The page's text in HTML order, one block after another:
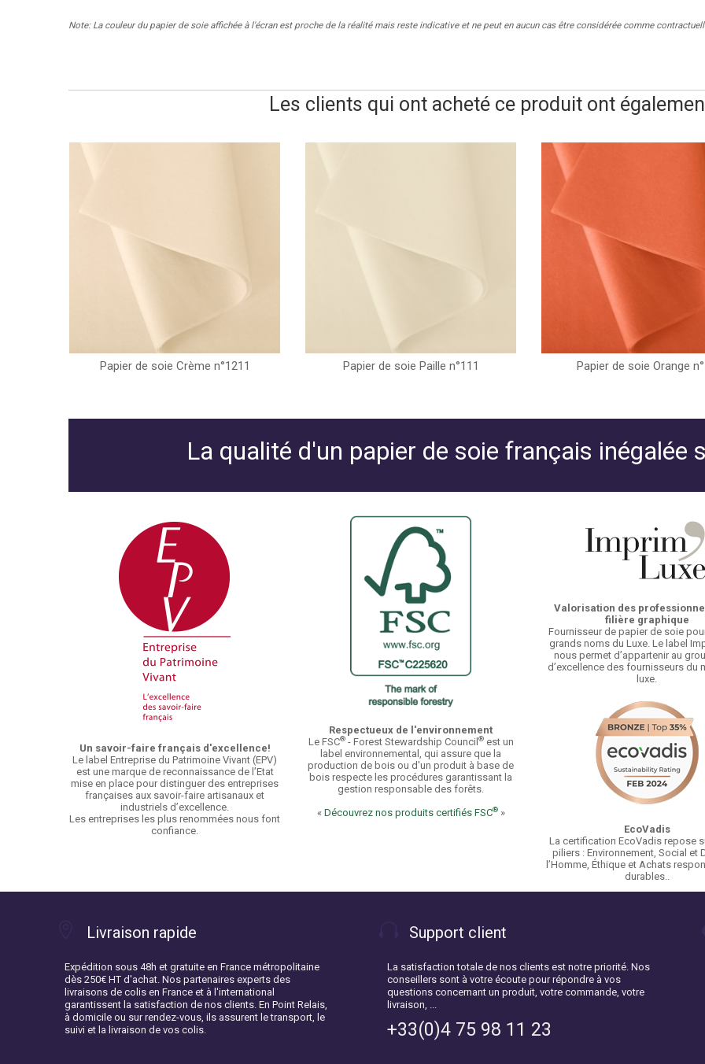
Note: La couleur du papier de soie affichée à l'écran est proche de la réalité mais reste indicative et ne peut en aucun cas être considérée comme
Les clients qui ont acheté ce produit ont
Papier de soie Crème n°1211 Papier de soie Paille n°111 Papier de soie Orange
La qualité d'un papier de soie français inégalée
Un savoir-faire français d'excellence!
Le label Entreprise du Patrimoine Vivant (EPV)
est une marque de reconnaissance de l’Etat
mise en place pour distinguer des entreprises
françaises aux savoir-faire artisanaux et
industriels d’excellence.
Les entreprises les plus renommées nous font
confiance.
Respectueux de l'environnement
Le FSC®- Forest Stewardship Council®est un
label environnemental, qui assure que la
production de bois ou d'un produit à base de
bois respecte les procédures garantissant la
gestion responsable des forêts.
« Découvrez nos produits certifiés FSC®»
Valorisation des
filière graphique
Fournisseur de papier de soie
grands noms du Luxe. Le label
nous permet d’appartenir au
d’excellence des fournisseurs du
luxe.
EcoVadis
La certification EcoVadis repose
piliers : Environnement, Social et
l’Homme, Éthique et Achats
durables..
Livraison rapide
Expédition sous 48h et gratuite en France métropolitaine
dès 250€ HT d'achat. Nos partenaires experts des
livraisons de colis en France et à l'international
garantissent la satisfaction de nos clients. En Point Relais,
à domicile ou sur rendez-vous, ils assurent le transport, le
suivi et la livraison de vos colis.
Support client
La satisfaction totale de nos clients est notre priorité. Nos
conseillers sont à votre écoute pour répondre à vos
questions concernant un produit, votre commande, votre
livraison, ...
+33(0)4 75 98 11 23